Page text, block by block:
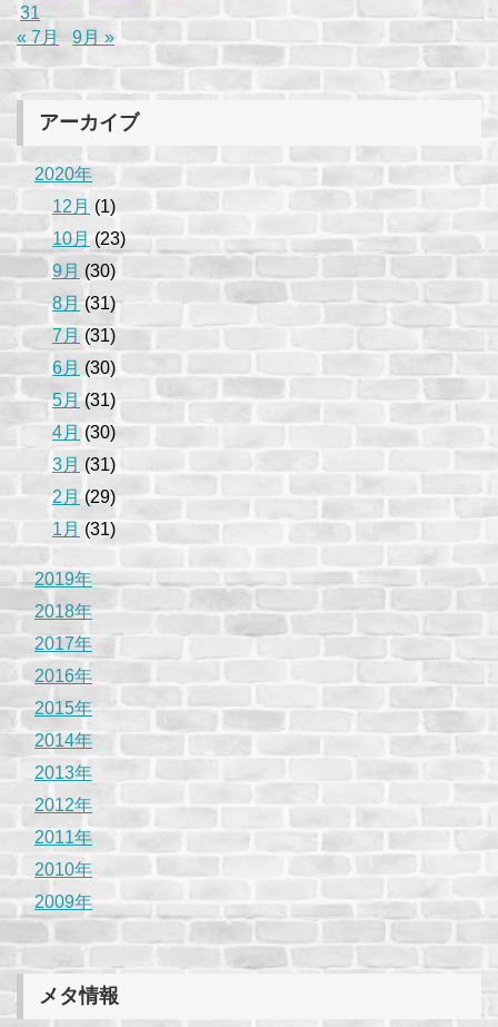
31
« 7月
9月 »
アーカイブ
2020年
12月 (1)
10月 (23)
9月 (30)
8月(31)
7月 (31)
6月 (30)
5月(31)
4月 (30)
3月 (31)
2月 (29)
1月 (31)
2019年
2018年
2017年
2016年
2015年
2014年
2013年
2012年
2011年
2010年
2009年
メタ情報